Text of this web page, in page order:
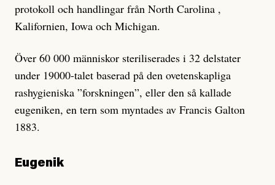
protokoll och handlingar från North Carolina ,
Kalifornien, Iowa och Michigan.
Över 60 000 människor steriliserades i 32 delstater
under 19000-talet baserad på den ovetenskapliga
rashygieniska ”forskningen”, eller den så kallade
eugeniken, en tern som myntades av Francis Galton
1883.
Eugenik